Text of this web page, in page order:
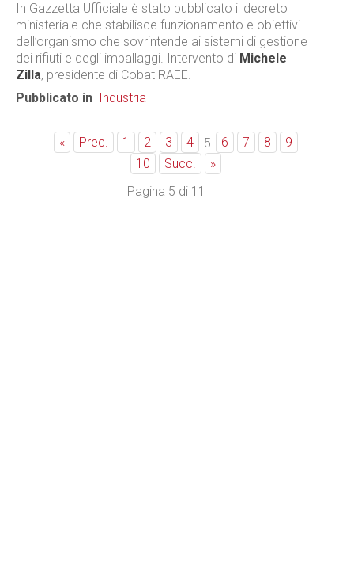
In Gazzetta Ufficiale è stato pubblicato il decreto
ministeriale che stabilisce funzionamento e obiettivi
dell’organismo che sovrintende ai sistemi di gestione
dei rifiuti e degli imballaggi. Intervento di Michele
Zilla, presidente di Cobat RAEE.
Pubblicato in
Industria
« Prec. 1 2 3 4 5 6 7 8
9
10
Succ.
»
Pagina 5 di 11